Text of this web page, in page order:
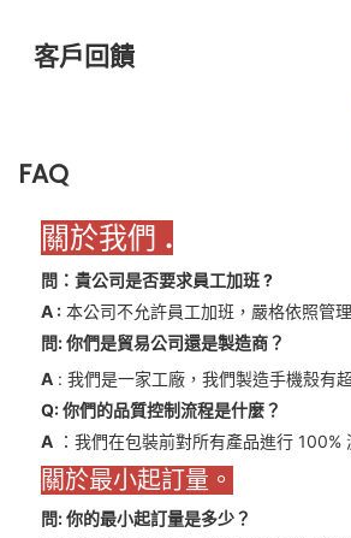
客戶回饋
FAQ
關於我們 .
問：貴公司是否要求員工加班?
A : 本公司不允許員工加班，嚴格依照管
問: 你們是貿易公司還是製造商？
A : 我們是一家工廠，我們製造手機殼有
Q: 你們的品質控制流程是什麼？
A ：我們在包裝前對所有產品進行
關於最小起訂量。
問: 你的最小起訂量是多少？